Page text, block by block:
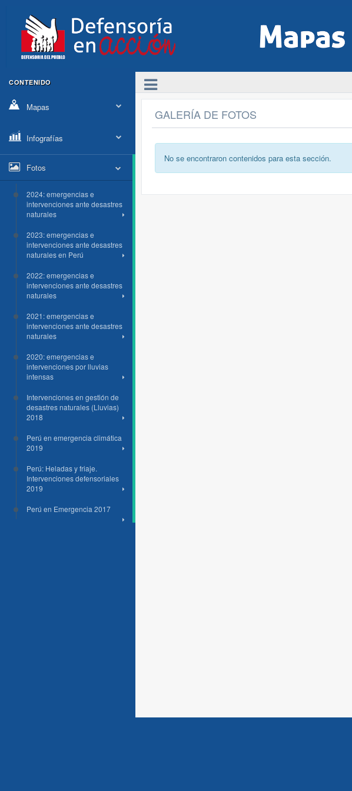
CONTENIDO
Mapas
Infografías
Fotos
2024: emergencias e
intervenciones ante desastres
naturales
2023: emergencias e
intervenciones ante desastres
naturales en Perú
2022: emergencias e
intervenciones ante desastres
naturales
2021: emergencias e
intervenciones ante desastres
naturales
2020: emergencias e
intervenciones por lluvias
intensas
Intervenciones en gestión de
desastres naturales (Lluvias)
2018
Perú en emergencia climática
2019
Perú: Heladas y friaje.
Intervenciones defensoriales
2019
Perú en Emergencia 2017
GALERÍA DE FOTOS
No se encontraron contenidos para esta sección.